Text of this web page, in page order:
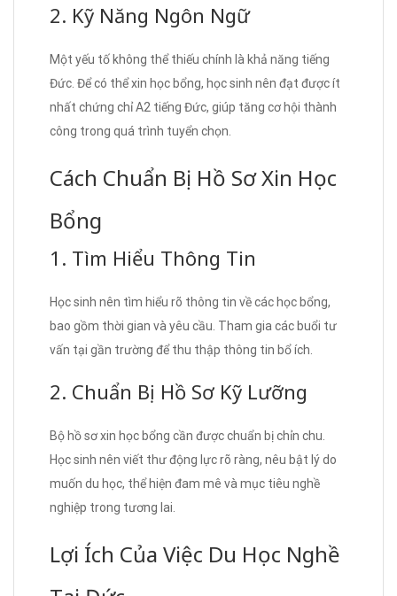
2. Kỹ Năng Ngôn Ngữ
Một yếu tố không thể thiếu chính là khả năng tiếng
Đức. Để có thể xin học bổng, học sinh nên đạt được ít
nhất chứng chỉ A2 tiếng Đức, giúp tăng cơ hội thành
công trong quá trình tuyển chọn.
Cách Chuẩn Bị Hồ Sơ Xin Học
Bổng
1. Tìm Hiểu Thông Tin
Học sinh nên tìm hiểu rõ thông tin về các học bổng,
bao gồm thời gian và yêu cầu. Tham gia các buổi tư
vấn tại gần trường để thu thập thông tin bổ ích.
2. Chuẩn Bị Hồ Sơ Kỹ Lưỡng
Bộ hồ sơ xin học bổng cần được chuẩn bị chỉn chu.
Học sinh nên viết thư động lực rõ ràng, nêu bật lý do
muốn du học, thể hiện đam mê và mục tiêu nghề
nghiệp trong tương lai.
Lợi Ích Của Việc Du Học Nghề